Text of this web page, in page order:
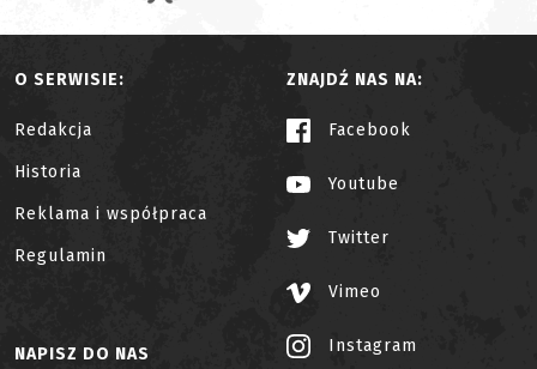
O SERWISIE:
Redakcja
Historia
Reklama i współpraca
Regulamin
ZNAJDŹ NAS NA:
Facebook
Youtube
Twitter
Vimeo
Instagram
NAPISZ DO NAS